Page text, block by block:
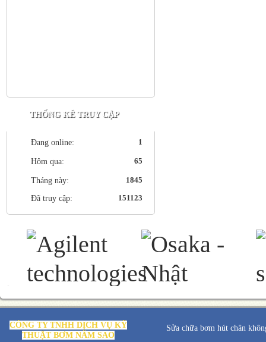
THỐNG KÊ TRUY CẬP
Đang online: 1
Hôm qua: 65
Tháng này: 1845
Đã truy cập: 151123
CÔNG TY TNHH DỊCH VỤ KỸ
THUẬT BƠM NĂM SAO
Sửa chữa bơm hút chân